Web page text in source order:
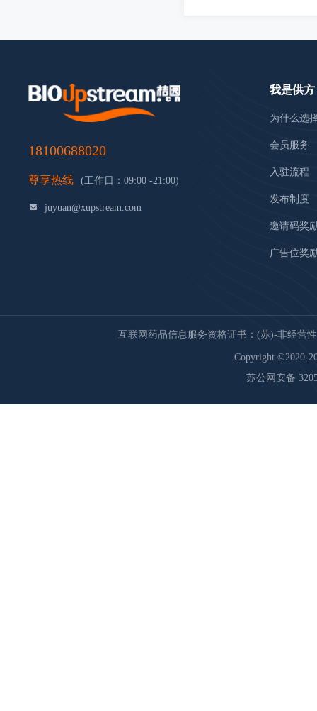
18100688020
尊享热线 (工作日：09:00 -21:00)
juyuan@xupstream.com
我是供方
为什么选
会员服务
入驻流程
发布制度
邀请码奖
广告位奖
互联网药品信息服务资格证书：(苏)-非经营性
Copyright ©2020-
苏公网安备